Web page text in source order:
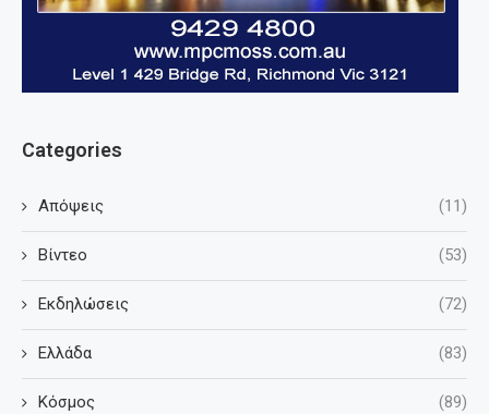
Categories
Απόψεις (11)
Βίντεο (53)
Εκδηλώσεις (72)
Ελλάδα (83)
Κόσμος (89)